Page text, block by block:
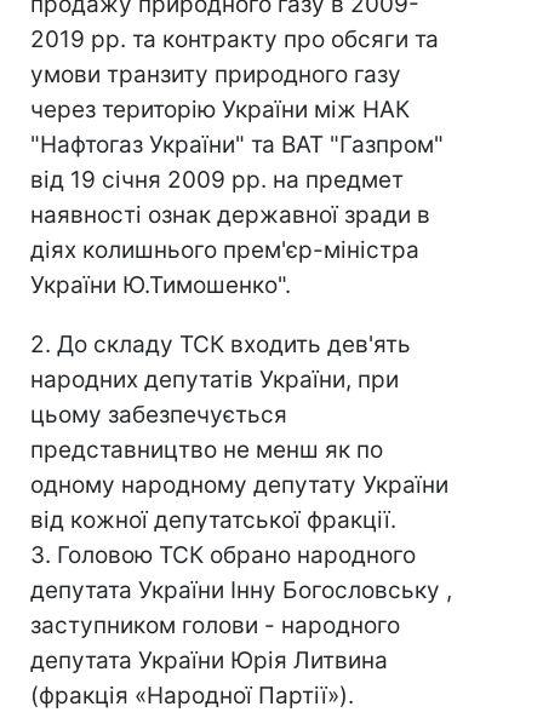
2019 рр. та контракту про обсяги та
умови транзиту природного газу
через територію України між НАК
"Нафтогаз України" та ВАТ "Газпром"
від 19 січня 2009 рр. на предмет
наявності ознак державної зради в
діях колишнього прем'єр-міністра
України Ю.Тимошенко".
2. До складу ТСК входить дев'ять
народних депутатів України, при
цьому забезпечується
представництво не менш як по
одному народному депутату України
від кожної депутатської фракції.
3. Головою ТСК обрано народного
депутата України Інну Богословську ,
заступником голови - народного
депутата України Юрія Литвина
(фракція «Народної Партії»).